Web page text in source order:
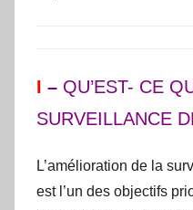
I – QU’EST- CE
SURVEILLANCE
L’amélioration de la
est l’un des objectifs